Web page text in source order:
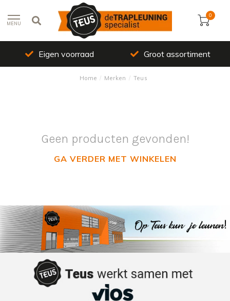
MENU
0
Eigen voorraad Groot assortiment
Home / Merken / Teus
Geen producten gevonden!
GA VERDER MET WINKELEN